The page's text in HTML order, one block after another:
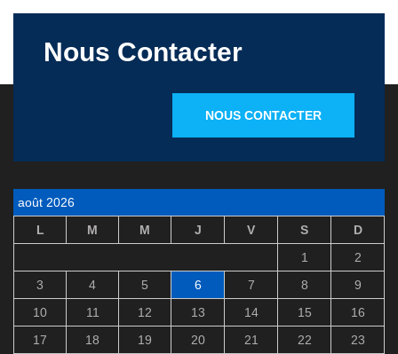
Nous Contacter
NOUS CONTACTER
août 2026
L
M M J V S
D
1
2
3
4 5 6 7 8
9
10
11 12 13 14 15
16
17
18 19 20 21 22
23